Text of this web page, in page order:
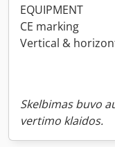
EQUIPMENT
CE marking
Vertical &
Skelbimas buvo
vertimo klaidos.